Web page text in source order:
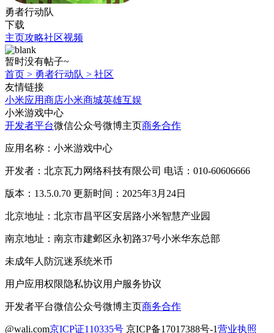
勇者行动队
下载
主页攻略社区视频
暂时没有帖子~
首页 > 勇者行动队 > 社区
友情链接
小米应用商店小米商城英雄互娱
小米游戏中心
开发者平台微信公众号微博主页商务合作
应用名称：小米游戏中心
开发者：北京瓦力网络科技有限公司 电话：010-60606666
版本：13.5.0.70 更新时间：2025年3月24日
北京地址：北京市昌平区安居路小米智慧产业园
南京地址：南京市建邺区永初路37号小米华东总部
未成年人防沉迷系统米币
用户应用权限隐私协议用户服务协议
开发者平台微信公众号微博主页商务合作
@wali.com京ICP证110335号 京ICP备17017388号-1营业执照